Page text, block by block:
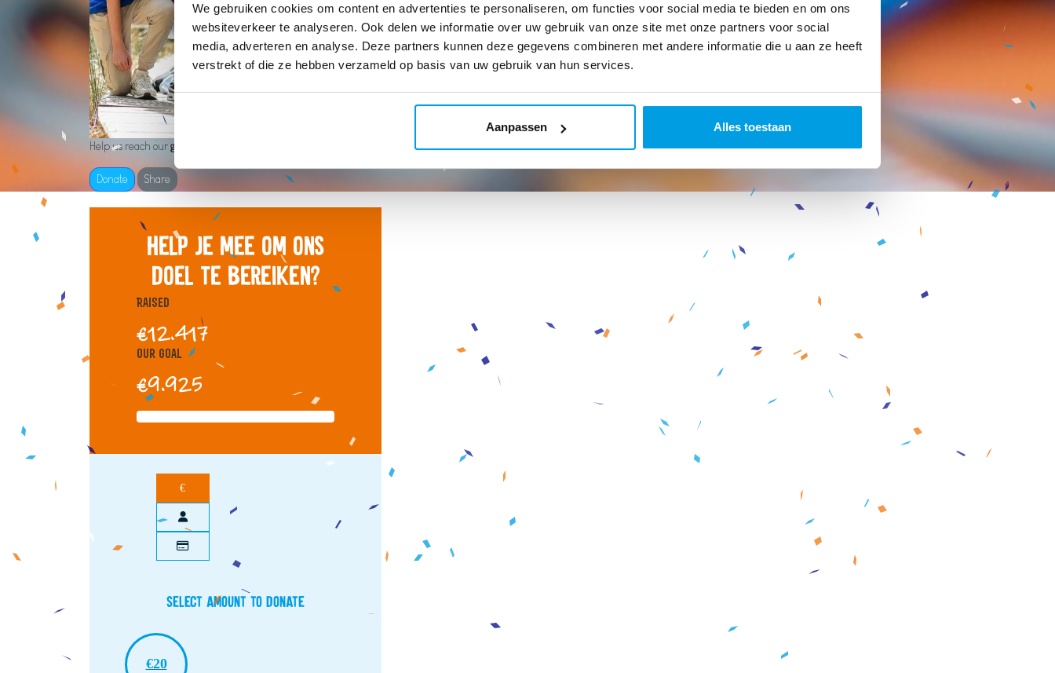
We gebruiken cookies om content en advertenties te personaliseren, om functies voor social media te bieden en om ons
websiteverkeer te analyseren. Ook delen we informatie over uw gebruik van onze site met onze partners voor social
media, adverteren en analyse. Deze partners kunnen deze gegevens combineren met andere informatie die u aan ze heeft
verstrekt of die ze hebben verzameld op basis van uw gebruik van hun services.
Aanpassen Alles toestaan
Help us reach ourgoal of €9,925
Donate Share
Help je mee om ons
doel te bereiken?
Raised
€12.417
Our Goal
€9.925
€
Select amount to donate
€20